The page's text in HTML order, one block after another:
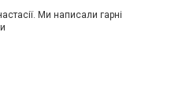
Ми написали гарні